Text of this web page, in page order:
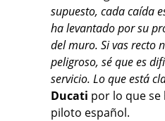
supuesto, cada caída
ha levantado por su
del muro. Si vas recto
peligroso, sé que es
servicio. Lo que está
Ducati por lo que
piloto español.